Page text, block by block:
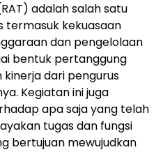
adalah salah satu
termasuk kekuasaan
dan pengelolaan
bentuk pertanggung
dari pengurus
Kegiatan ini juga
apa saja yang telah
tugas dan fungsi
bertujuan mewujudkan